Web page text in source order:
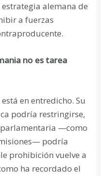
alemana de
a fuerzas
no es tarea
en entredicho. Su
podría restringirse,
—como
podría
prohibición vuelve a
ha recordado el